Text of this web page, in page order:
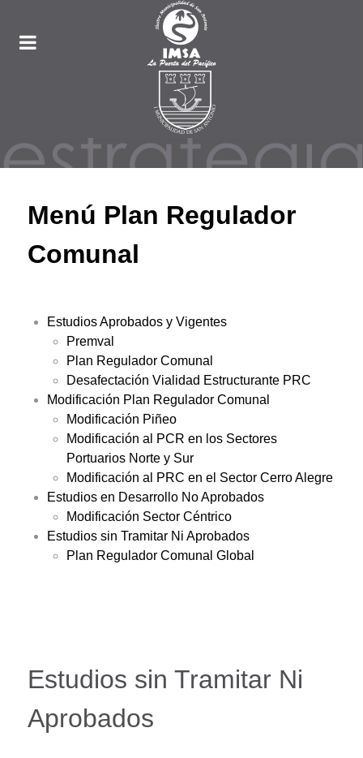
Menú Plan Regulador
Comunal
Estudios Aprobados y Vigentes
Premval
Plan Regulador Comunal
Desafectación Vialidad Estructurante PRC
Modificación Plan Regulador Comunal
Modificación Piñeo
Modificación al PCR en los Sectores
Portuarios Norte y Sur
Modificación al PRC en el Sector Cerro Alegre
Estudios en Desarrollo No Aprobados
Modificación Sector Céntrico
Estudios sin Tramitar Ni Aprobados
Plan Regulador Comunal Global
Estudios sin Tramitar Ni
Aprobados